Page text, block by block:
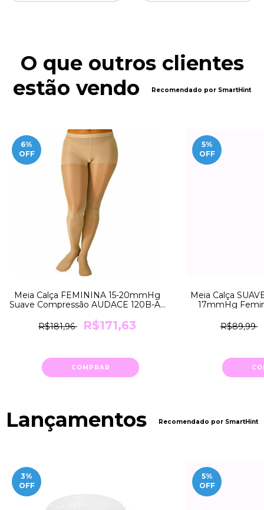
O que outros clientes
estão vendo
Recomendado por SmartHint
6%
OFF
Meia Calça FEMININA 15-20mmHg
Suave Compressão AUDACE 120B-AT
R$181,96
R$171,63
COMPRAR
5%
OFF
Meia Calça
17mmHg
R$89,99
Lançamentos Recomendado por SmartHint
3%
OFF
5%
OFF